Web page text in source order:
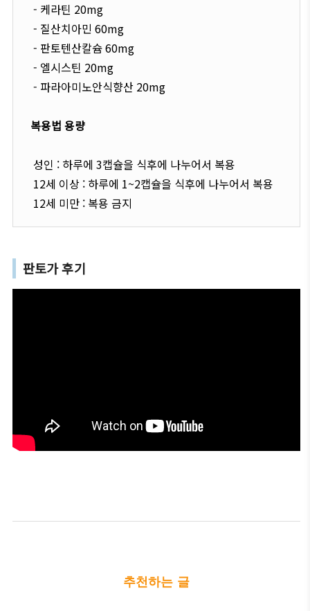
- 케라틴 20mg
- 질산치아민 60mg
- 판토텐산칼슘 60mg
- 엘시스틴 20mg
- 파라아미노안식향산 20mg
복용법 용량
성인 : 하루에 3캡슐을 식후에 나누어서 복용
12세 이상 : 하루에 1~2캡슐을 식후에 나누어서 복용
12세 미만 : 복용 금지
판토가 후기
추천하는 글